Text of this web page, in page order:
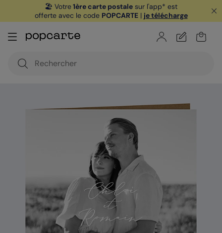
🏖️ Votre1ère carte postale sur l'app* est
offerte avec le code POPCARTE| je télécharge